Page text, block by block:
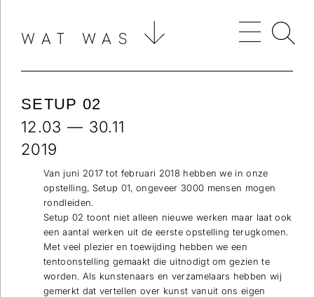
WAT WAS
SETUP 02
12.03 — 30.11
2019
Van juni 2017 tot februari 2018 hebben we in onze
opstelling, Setup 01, ongeveer 3000 mensen mogen
rondleiden.
Setup 02 toont niet alleen nieuwe werken maar laat ook
een aantal werken uit de eerste opstelling terugkomen.
Met veel plezier en toewijding hebben we een
tentoonstelling gemaakt die uitnodigt om gezien te
worden. Als kunstenaars en verzamelaars hebben wij
gemerkt dat vertellen over kunst vanuit ons eigen